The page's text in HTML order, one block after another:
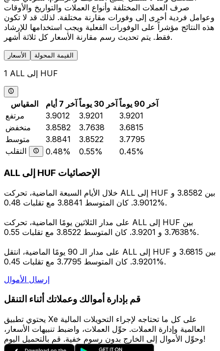
صرف العملات المختلفة وأنواع العملات والتواريخ والأوقات
وعوامل فردية أخرى إلى وفورات مقارنة مختلفة. لذلك قد لا تكون
هذه النتائج مؤشراً على الوفورات الفعلية ويجب استخدامها للإرشاد
فقط. يتم تحديث رسم مقارنة الأسعار كل ثلاثة أشهر.
الأسعار القيمة المحولة
1 ALL إلى HUF
المقياس آخر 7 أيام آخر 30 يوماً
آخر 90 يوماً
مرتفع
3.9012 3.9201
3.9201
منخفض
3.8582 3.7638
3.6815
متوسط
3.8841 3.8522
3.7795
التقلب
0.48% 0.55% 0.45%
ALL إلى HUF الإحصائيات
خلال الأيام السبعة الماضية، تحركت ALL إلى HUF بين 3.8582 و
3.9012. كان المتوسط 3.8841 مع تقلبات 0.48%.
على مدار الثلاثين يومًا الماضية، تحركت ALL إلى HUF بين
3.7638 و 3.9201. كان المتوسط 3.8522 مع تقلبات 0.55%.
على مدار الـ 90 يومًا الماضية، انتقل ALL إلى HUF بين 3.6815 و
3.9201. كان المتوسط 3.7795 مع تقلبات 0.45%.
إرسال الأموال
قم بإدارة أموالك وعملاتك أثناء التنقل
يحتوي تطبيق Xe على كل ما تحتاجه لإجراء التحويلات المالية
العالمية وإدارة العملات. حوِّل العملات، واضبط تنبيهات الأسعار،
وحوِّل الأموال إلى الخارج بدون رسوم خفية. قم بالتحميل اليوم!